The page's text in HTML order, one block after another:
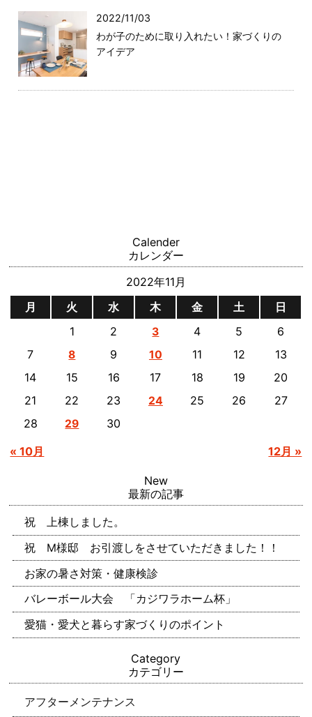
2022/11/03
わが子のために取り入れたい！家づくりの
アイデア
Calender
カレンダー
2022年11月
月
火 水 木 金 土 日
« 10月 12月 »
1 2 3 4 5
6
7
8 9 10 11 12
13
14
15 16 17 18 19
20
21
22 23 24 25 26
27
28
29 30
New
最新の記事
祝 上棟しました。
祝 M様邸 お引渡しをさせていただきました！！
お家の暑さ対策・健康検診
バレーボール大会 「カジワラホーム杯」
愛猫・愛犬と暮らす家づくりのポイント
Category
カテゴリー
アフターメンテナンス